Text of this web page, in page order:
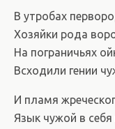
В утробах
Хозяйки рода
На пограничьях
Всходили гении
И пламя
Язык чужой в себя